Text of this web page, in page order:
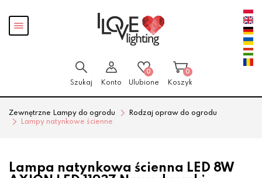
Pokaż
menu
Szukaj Konto
0
Ulubione
0
Koszyk
Zewnętrzne Lampy do ogrodu
Rodzaj opraw do ogrodu
Lampy natynkowe ścienne
Lampa natynkowa ścienna LED 8W